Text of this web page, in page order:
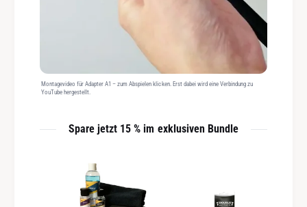
Montagevideo für Adapter A1 – zum Abspielen klicken. Erst dabei wird eine Verbindung zu
YouTube hergestellt.
Spare jetzt 15 % im exklusiven Bundle